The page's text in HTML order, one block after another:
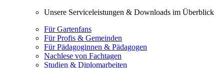
Unsere Serviceleistungen & Downloads im Überblick
Für Gartenfans
Für Profis & Gemeinden
Für Pädagoginnen & Pädagogen
Nachlese von Fachtagen
Studien & Diplomarbeiten